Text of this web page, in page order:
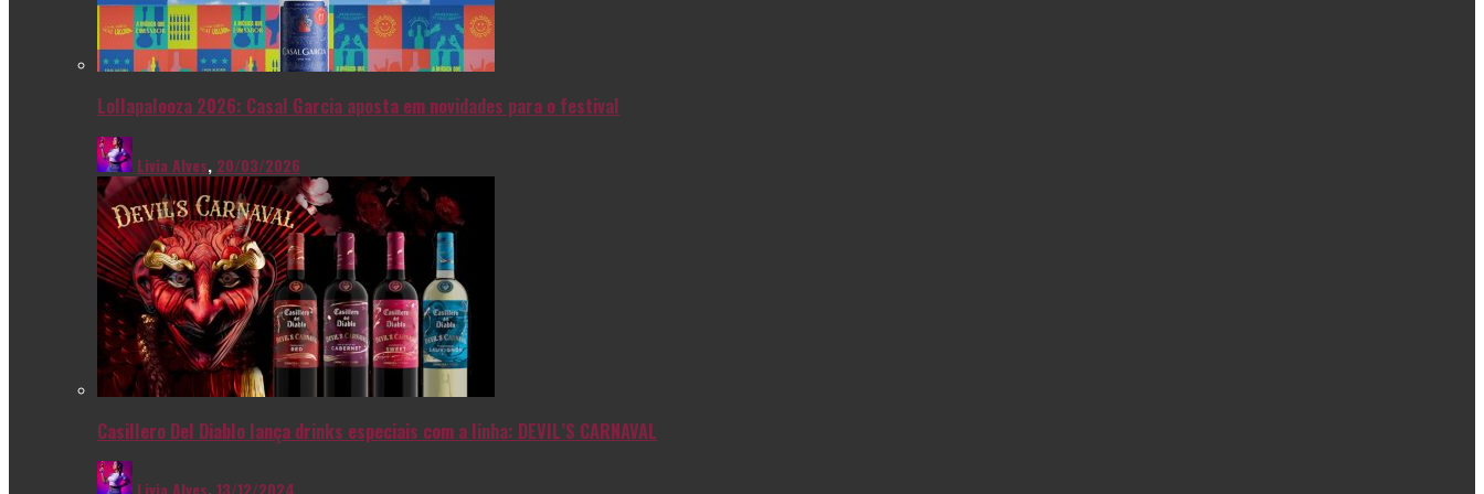
Lollapalooza 2026: Casal Garcia aposta em novidades para o festival
Livia Alves, 20/03/2026
Casillero Del Diablo lança drinks especiais com a linha: DEVIL’S CARNAVAL
Livia Alves 13/12/2024